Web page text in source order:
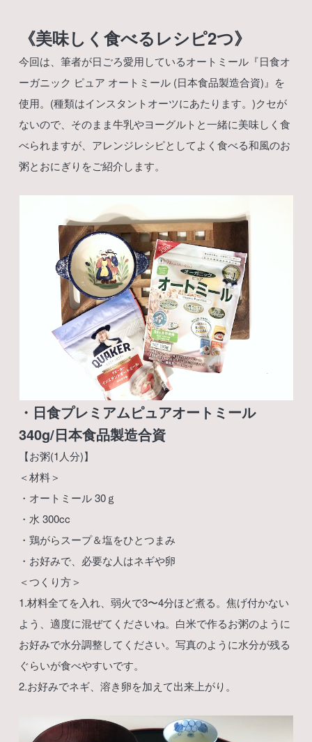
《美味しく食べるレシピ2つ》
今回は、筆者が日ごろ愛用しているオートミール『日食オ
ーガニック ピュア オートミール (日本食品製造合資)』を
使用。(種類はインスタントオーツにあたります。)クセが
ないので、そのまま牛乳やヨーグルトと一緒に美味しく食
べられますが、アレンジレシピとしてよく食べる和風のお
粥とおにぎりをご紹介します。
・日食プレミアムピュアオートミール
340g/日本食品製造合資
【お粥(1人分)】
＜材料＞
・オートミール 30ｇ
・水 300cc
・鶏がらスープ＆塩をひとつまみ
・お好みで、必要な人はネギや卵
＜つくり方＞
1.材料全てを入れ、弱火で3〜4分ほど煮る。焦げ付かない
よう、適度に混ぜてくださいね。白米で作るお粥のように
お好みで水分調整してください。写真のように水分が残る
ぐらいが食べやすいです。
2.お好みでネギ、溶き卵を加えて出来上がり。